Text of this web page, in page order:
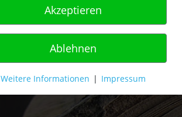
Akzeptieren
Ablehnen
Weitere Informationen | Impressum